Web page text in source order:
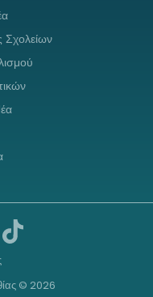
Σχολείων
© 2026